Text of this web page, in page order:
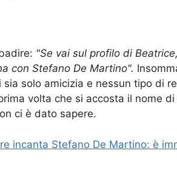
"Se vai sul profilo di
con Stefano De Martino".
sia solo amicizia e nessun tipo di
volta che si accosta il nome
ci è dato sapere.
incanta Stefano De Martino: è